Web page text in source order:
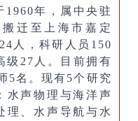
1960年，属中央驻
迁至上海市嘉定
人，科研人员150
级27人。目前拥有
5名。现有5个研究
水声物理与海洋声
理、水声导航与水